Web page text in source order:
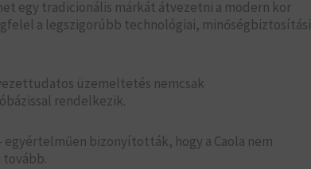
egy tradicionális márkát átvezetni a modern kor
a legszigorúbb technológiai, minőségbiztosítási
üzemeltetés nemcsak
rendelkezik.
bizonyították, hogy a Caola nem